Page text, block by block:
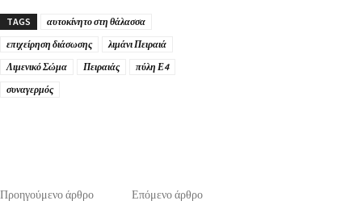
TAGS
αυτοκίνητο στη θάλασσα
επιχείρηση διάσωσης
λιμάνι Πειραιά
Λιμενικό Σώμα
Πειραιάς
πύλη Ε4
συναγερμός
Προηγούμενο άρθρο Επόμενο άρθρο